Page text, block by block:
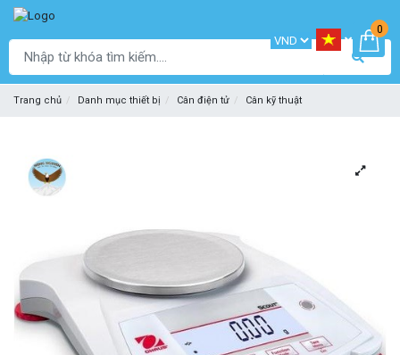
0
Trang chủ Danh mục thiết bị Cân điện tử Cân kỹ thuật